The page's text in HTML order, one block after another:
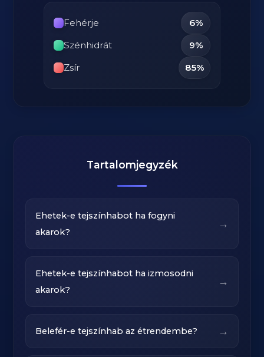
Fehérje
6%
Szénhidrát
9%
Zsír
85%
Tartalomjegyzék
Ehetek-e tejszínhabot ha fogyni
akarok?
→
Ehetek-e tejszínhabot ha izmosodni
akarok?
→
Belefér-e tejszínhab az étrendembe? →